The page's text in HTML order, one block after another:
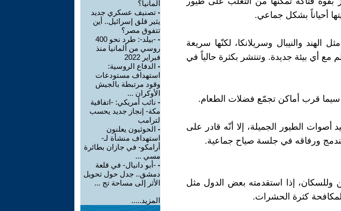
أحياناً بشكل جماعي.
والنيبال وسريلانكا، لكنّها سريعة
مع أي بيئة جديدة. وتنتشر بكثرة حالياً في
لا سيما قرب أماكن تجمّع فضلات الطعام.
أصوات الطيور الجميلة، إلا أنّه قادر على
ورفاقه في جلسة صياح جماعية.
وللسكان، إذا استقدمته بعض الدول مثل
كثرة الحشرات.
ألمانيا؟
- تصنيف عسكري جديد
يثير قلق إسرائيل.. أين
تتفوق مصر؟
-
-بيلد-: طرد نحو 400
روسي من ألمانيا منذ
فبراير 2022
- الدفاع الروسية:
استهداف مستودعات
وقود مرتبطة بالجيش
الأوكران ...
- نائب أمريكي: -اتفاقية
مكة- إنجاز جديد يحسب
لترامب
- الحوثيون يعلنون
استهداف منشأة لـ-
أرامكو- في جازان بطائرة
مسي ...
- -أبو دانيال- في قلعة
دمشق.. جدل حول تحويل
الأثر إلى مساحة تج ...
المزيد.....